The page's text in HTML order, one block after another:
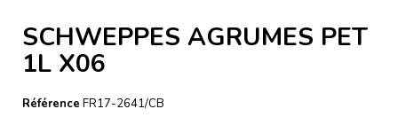
SCHWEPPES AGRUMES PET
1L X06
Référence FR17-2641/CB